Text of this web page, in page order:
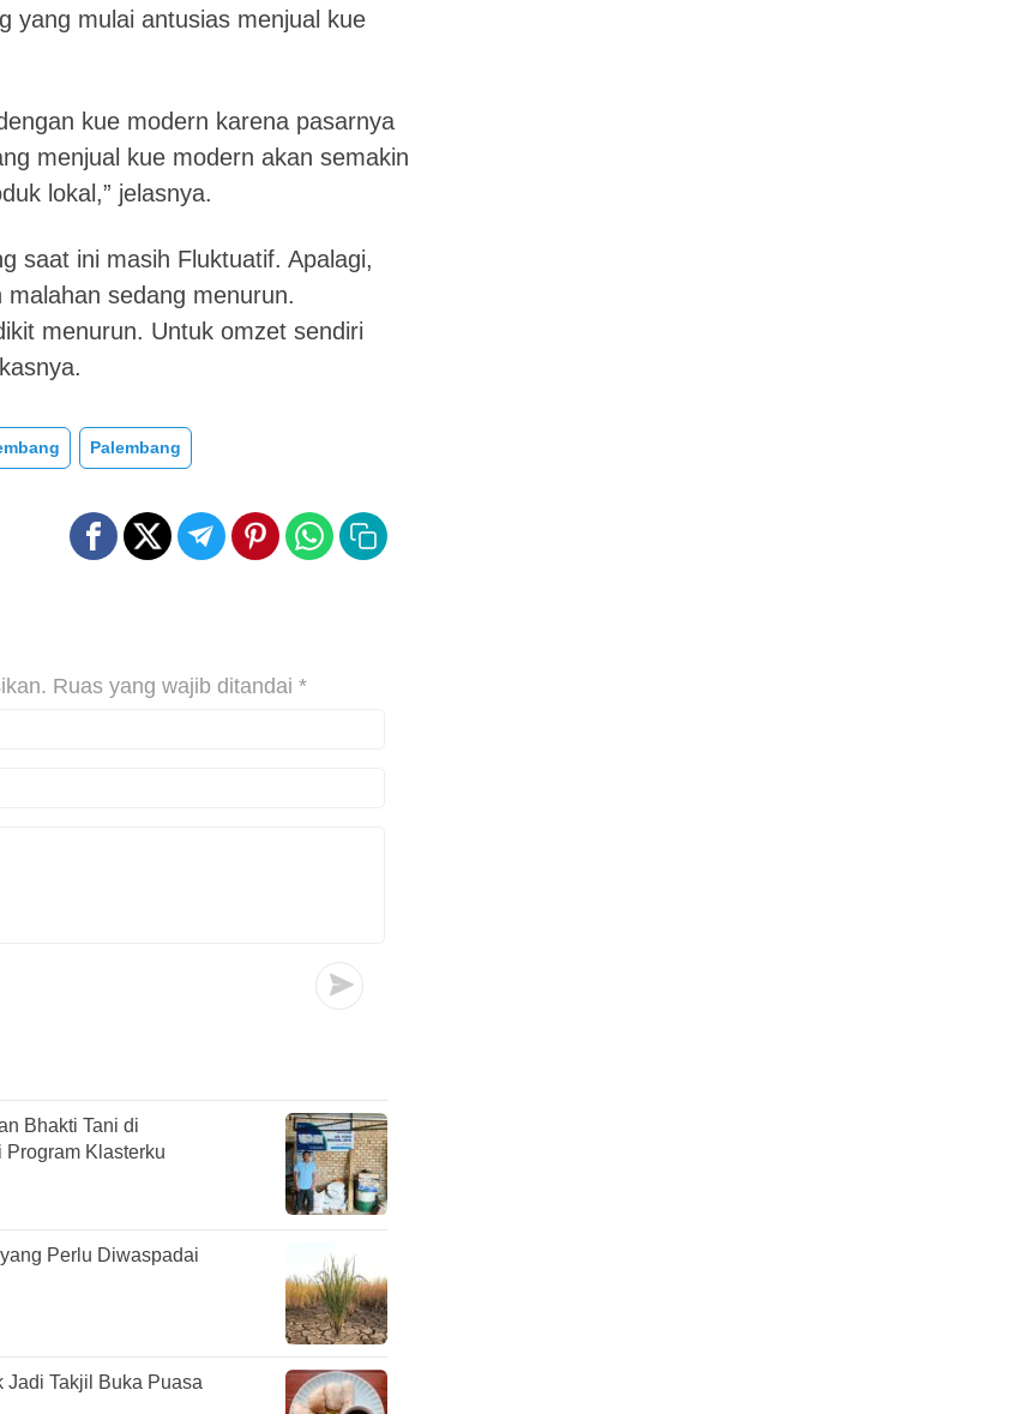
yang mulai antusias menjual kue
kue modern karena pasarnya
menjual kue modern akan semakin
lokal,” jelasnya.
saat ini masih Fluktuatif. Apalagi,
sedang menurun.
menurun. Untuk omzet sendiri
Palembang
Ruas yang wajib ditandai *
Bhakti Tani di
Program Klasterku
Perlu Diwaspadai
Jadi Takjil Buka Puasa